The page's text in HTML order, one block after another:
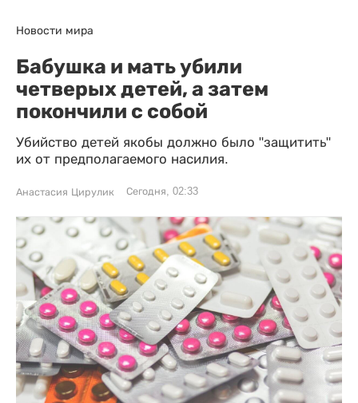
Новости мира
Бабушка и мать убили
четверых детей, а затем
покончили с собой
Убийство детей якобы должно было "защитить"
их от предполагаемого насилия.
Анастасия Цирулик Сегодня, 02:33